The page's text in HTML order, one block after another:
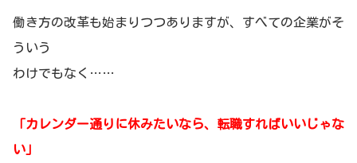
働き方の改革も始まりつつありますが、すべての企業がそ
ういう
わけでもなく……
「カレンダー通りに休みたいなら、転職すればいいじゃな
い」